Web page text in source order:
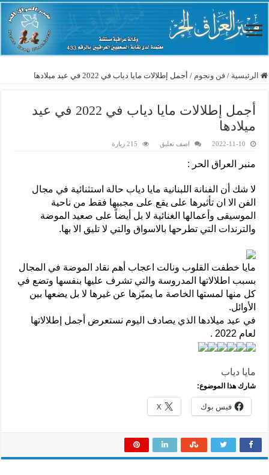
الرئيسية / فن ونجوم / أجمل إطلالات مايا دياب في 2022 في عيد ميلادها
أجمل إطلالات مايا دياب في 2022 في عيد
ميلادها
2022-11-10 اضف تعليق 215 زيارة
منبر العراق الحر :
لا شك أن الفنانة اللبنانية مايا دياب حالة استثنائية في مجال
الفن الا ان تأثيرها على يقع على مجبيها فقط من ناحية
الموسيقى وأعمالها الغنائية لا بل أيضاً على صعيد الموضة
والترندات التي تطرحها بالاسواق والتي لا تليق الا بها.
مايا خطفت القلوب ونالت اعجاب أهم نقاد الموضة في المجال
بسبب اطلالاتها المدروسة والتي تشرف عليها بنفسها وتضع في
كل منها لمستها الخاصة ما يميّزها عن غيرها لا بل يضعها بين
الأوائل.
في عيد ميلادها الذي يصادف اليوم نستعرض أجمل إطلالاتها
لعام 2022 .
مايا دياب
شارك هذا الموضوع:
فيس بوك X